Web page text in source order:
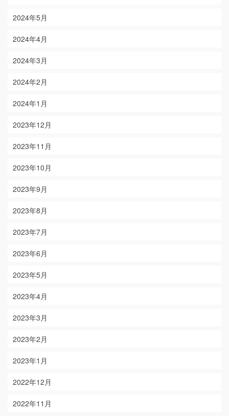
2024年5月
2024年4月
2024年3月
2024年2月
2024年1月
2023年12月
2023年11月
2023年10月
2023年9月
2023年8月
2023年7月
2023年6月
2023年5月
2023年4月
2023年3月
2023年2月
2023年1月
2022年12月
2022年11月